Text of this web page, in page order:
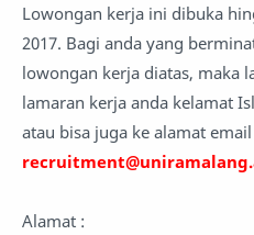
Lowongan kerja ini dibuka
2017. Bagi anda yang
lowongan kerja diatas, maka
lamaran kerja anda kelamat
atau bisa juga ke alamat email
Alamat :